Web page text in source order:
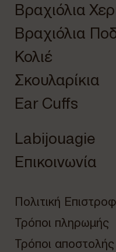
Βραχιόλια
Βραχιόλια
Κολιέ
Σκουλαρίκια
Ear Cuffs
Labijouagie
Επικοινωνία
Πολιτική
Τρόποι πληρωμής
Τρόποι αποστολής